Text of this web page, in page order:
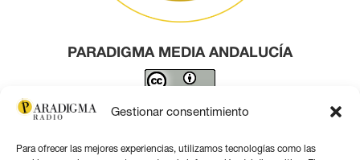
Gestionar consentimiento
Para ofrecer las mejores experiencias, utilizamos tecnologías como las
PARADIGMA MEDIA ANDALUCÍA
Este obra está bajo una licencia de Creative Commons